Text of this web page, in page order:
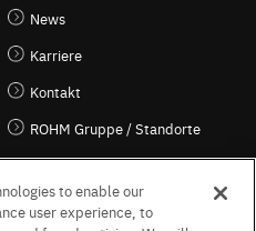
News
Karriere
Kontakt
ROHM Gruppe / Standorte
to enable our
user experience, to